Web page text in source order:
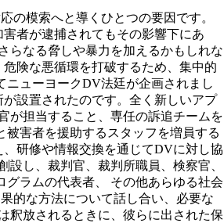
模索へと導くひとつの要因です。
者が逮捕されてもその影響下にあ
らなる脅しや暴力を加えるかもしれな
険な悪循環を打破するため、集中的
ニューヨークDV法廷が企画されまし
設置されたのです。全く新しいアプ
が担当すること、専任の訴追チームを
害者を援助するスタッフを増員する
研修や情報交換を通じてDVに対し協
し、裁判官、裁判所職員、検察官、
ラムの代表者、 その他あらゆる社会
的な方法について話し合い、必要な
釈放されるときに、彼らに出された保